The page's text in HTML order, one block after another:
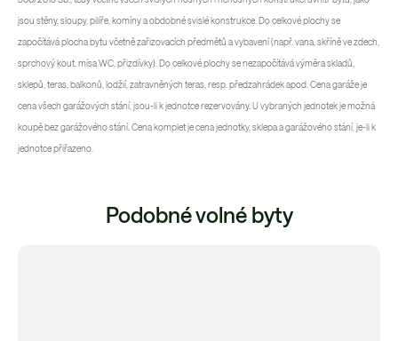
jsou stěny, sloupy, pilíře, komíny a obdobné svislé konstrukce. Do celkové plochy se
započítává plocha bytu včetně zařizovacích předmětů a vybavení (např. vana, skříně ve zdech,
sprchový kout, mísa WC, přizdívky). Do celkové plochy se nezapočítává výměra skladů,
sklepů, teras, balkonů, lodžií, zatravněných teras, resp. předzahrádek apod. Cena garáže je
cena všech garážových stání, jsou-li k jednotce rezervovány. U vybraných jednotek je možná
koupě bez garážového stání. Cena komplet je cena jednotky, sklepa a garážového stání, je-li k
jednotce přiřazeno.
Podobné volné byty